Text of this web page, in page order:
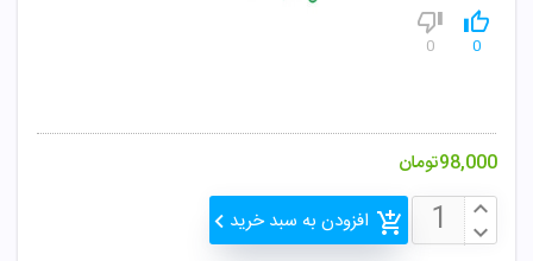
0
0
98,000تومان
افزودن به سبد خرید